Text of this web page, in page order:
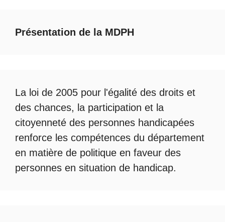
Présentation de la MDPH
La loi de 2005 pour l'égalité des droits et
des chances, la participation et la
citoyenneté des personnes handicapées
renforce les compétences du département
en matière de politique en faveur des
personnes en situation de handicap.